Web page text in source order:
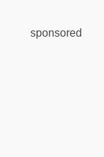
sponsored